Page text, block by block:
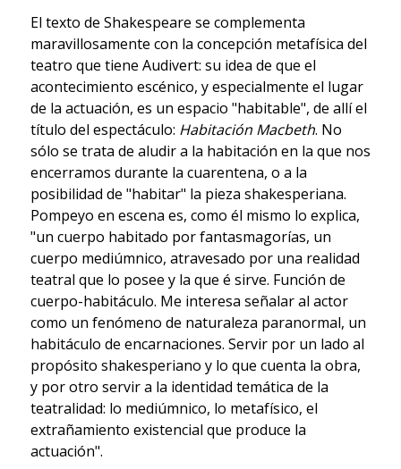
El texto de Shakespeare se complementa
maravillosamente con la concepción metafísica del
teatro que tiene Audivert: su idea de que el
acontecimiento escénico, y especialmente el lugar
de la actuación, es un espacio "habitable", de allí el
título del espectáculo: Habitación Macbeth. No
sólo se trata de aludir a la habitación en la que nos
encerramos durante la cuarentena, o a la
posibilidad de "habitar" la pieza shakesperiana.
Pompeyo en escena es, como él mismo lo explica,
"un cuerpo habitado por fantasmagorías, un
cuerpo mediúmnico, atravesado por una realidad
teatral que lo posee y la que é sirve. Función de
cuerpo-habitáculo. Me interesa señalar al actor
como un fenómeno de naturaleza paranormal, un
habitáculo de encarnaciones. Servir por un lado al
propósito shakesperiano y lo que cuenta la obra,
y por otro servir a la identidad temática de la
teatralidad: lo mediúmnico, lo metafísico, el
extrañamiento existencial que produce la
actuación".